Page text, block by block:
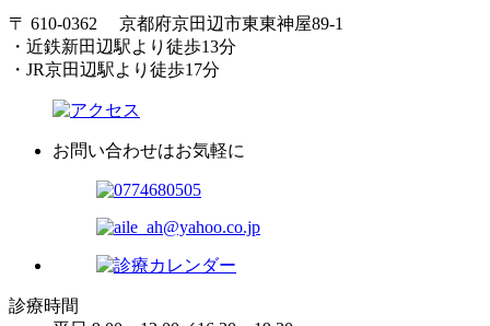
〒 610-0362 京都府京田辺市東東神屋89-1
・近鉄新田辺駅より徒歩13分
・JR京田辺駅より徒歩17分
お問い合わせはお気軽に
診療時間